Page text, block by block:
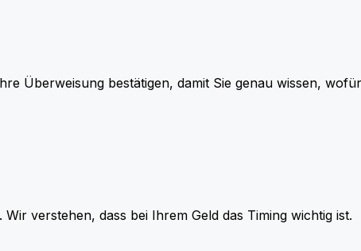
Überweisung bestätigen, damit Sie genau wissen,
. Wir verstehen, dass bei Ihrem Geld das Timing wichtig ist.